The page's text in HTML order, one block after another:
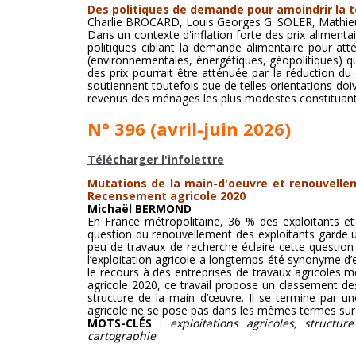
Des politiques de demande pour amoindrir
Charlie BROCARD, Louis Georges G. SOLER,
Dans un contexte d'inflation forte des prix
politiques ciblant la demande alimentaire pour
(environnementales, énergétiques, géopolitiques)
des prix pourrait être atténuée par la réduction du
soutiennent toutefois que de telles orientations
revenus des ménages les plus modestes
N° 396 (avril-juin 2026)
Télécharger l'infolettre
Mutations de la main-d'oeuvre et
Recensement agricole 2020
Michaël BERMOND
En France métropolitaine, 36 % des exploitants
question du renouvellement des exploitants
peu de travaux de recherche éclaire cette
l’exploitation agricole a longtemps été synonyme
le recours à des entreprises de travaux agricoles
agricole 2020, ce travail propose un classement
structure de la main d’œuvre. Il se termine par
agricole ne se pose pas dans les mêmes termes
MOTS-CLÉS : exploitations agricoles,
cartographie